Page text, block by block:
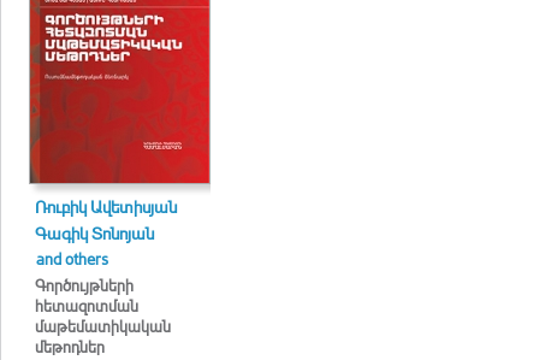
Ռուբիկ Ավետիսյան
Գագիկ Տոնոյան
and others
Գործույթների
հետազոտման
մաթեմատիկական
մեթոդներ